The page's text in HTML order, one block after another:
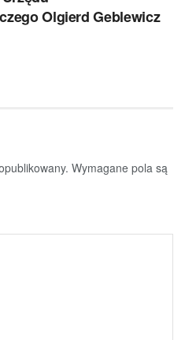
Olgierd Geblewicz
Wymagane pola są